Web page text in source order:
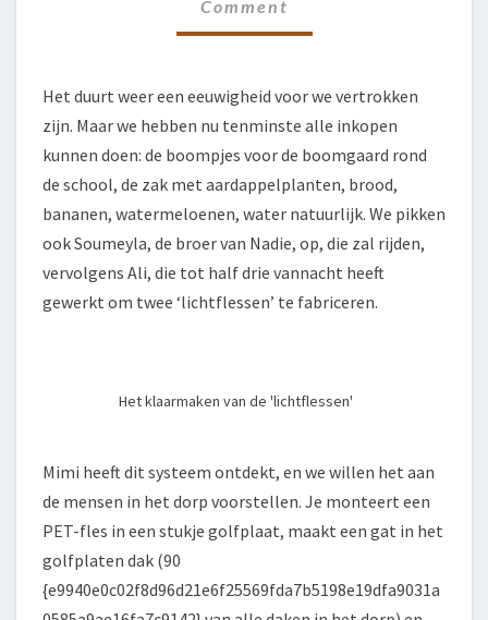
Comment
Het duurt weer een eeuwigheid voor we vertrokken
zijn. Maar we hebben nu tenminste alle inkopen
kunnen doen: de boompjes voor de boomgaard rond
de school, de zak met aardappelplanten, brood,
bananen, watermeloenen, water natuurlijk. We pikken
ook Soumeyla, de broer van Nadie, op, die zal rijden,
vervolgens Ali, die tot half drie vannacht heeft
gewerkt om twee ‘lichtflessen’ te fabriceren.
Het klaarmaken van de 'lichtflessen'
Mimi heeft dit systeem ontdekt, en we willen het aan
de mensen in het dorp voorstellen. Je monteert een
PET-fles in een stukje golfplaat, maakt een gat in het
golfplaten dak (90
{e9940e0c02f8d96d21e6f25569fda7b5198e19dfa9031a